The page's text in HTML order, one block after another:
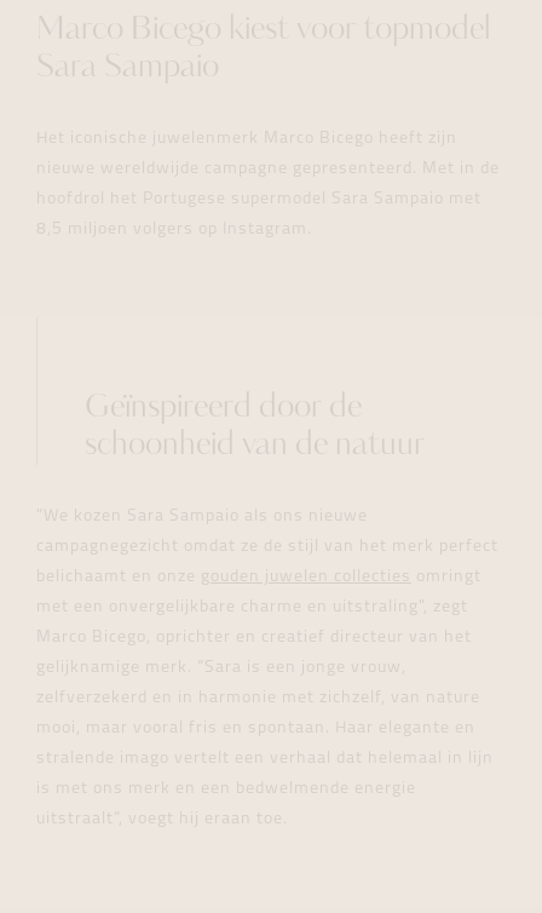
Marco Bicego kiest voor topmodel
Sara Sampaio
Het iconische juwelenmerk Marco Bicego heeft zijn
nieuwe wereldwijde campagne gepresenteerd. Met in de
hoofdrol het Portugese supermodel Sara Sampaio met
8,5 miljoen volgers op Instagram.
Geïnspireerd door de
schoonheid van de natuur
"We kozen Sara Sampaio als ons nieuwe
campagnegezicht omdat ze de stijl van het merk perfect
belichaamt en onze gouden juwelen collecties
omringt
met een onvergelijkbare charme en uitstraling", zegt
Marco Bicego, oprichter en creatief directeur van het
gelijknamige merk. “Sara is een jonge vrouw,
zelfverzekerd en in harmonie met zichzelf, van nature
mooi, maar vooral fris en spontaan. Haar elegante en
stralende imago vertelt een verhaal dat helemaal in lijn
is met ons merk en een bedwelmende energie
uitstraalt”, voegt hij eraan toe.